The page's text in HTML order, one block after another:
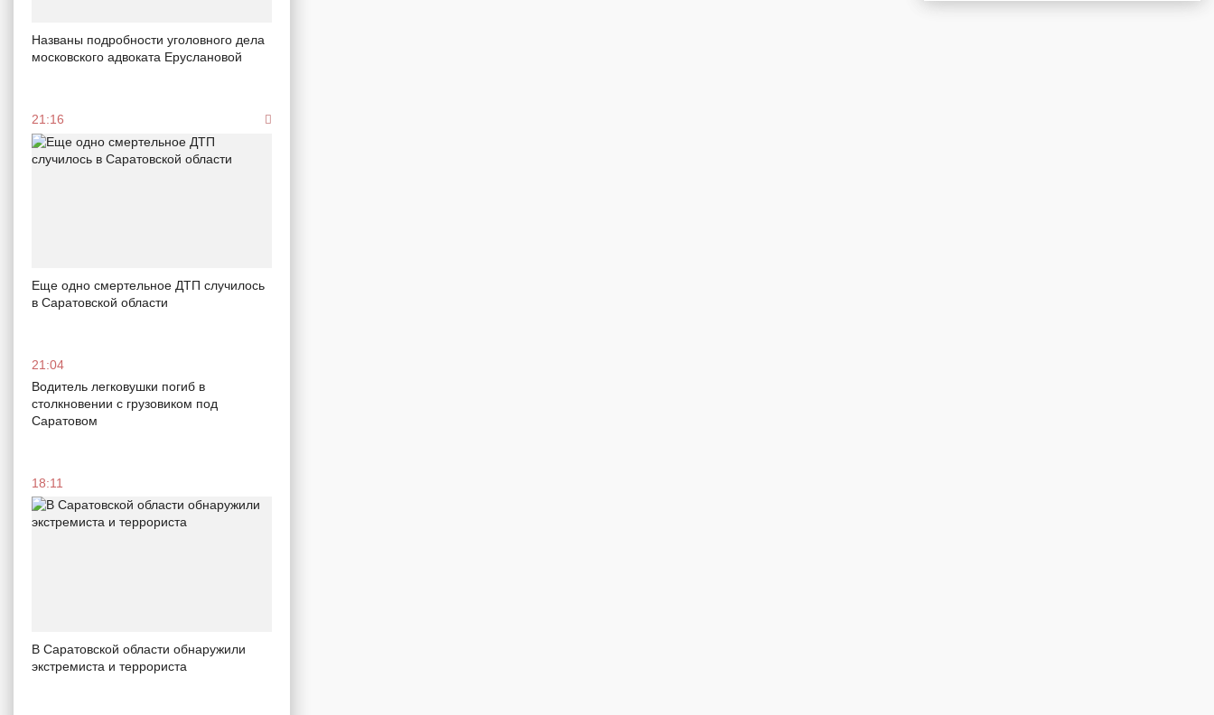
Названы подробности уголовного дела
московского адвоката Еруслановой
21:16
Еще одно смертельное ДТП случилось
в Саратовской области
21:04
Водитель легковушки погиб в
столкновении с грузовиком под
Саратовом
18:11
В Саратовской области обнаружили
экстремиста и террориста